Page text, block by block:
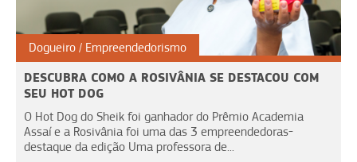
Dogueiro Empreendedorismo
DESCUBRA COMO A ROSIVÂNIA SE DESTACOU COM
SEU HOT DOG
O Hot Dog do Sheik foi ganhador do Prêmio Academia
Assaí e a Rosivânia foi uma das 3 empreendedoras-
destaque da edição Uma professora de...